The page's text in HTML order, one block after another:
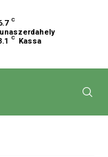
C
C Kassa